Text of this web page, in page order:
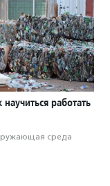
работать
среда